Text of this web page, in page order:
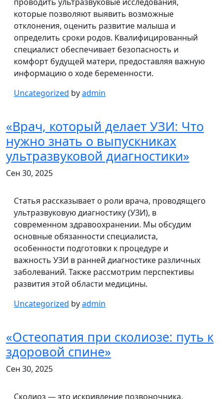
которые позволяют выявить возможные
отклонения, оценить развитие малыша и
определить сроки родов. Квалифицированный
специалист обеспечивает безопасность и
комфорт будущей матери, предоставляя важную
информацию о ходе беременности.
Uncategorized byadmin
«Врач, который делает УЗИ: Что
нужно знать о выпускниках
ультразвуковой диагностики»
Сен 30, 2025
Статья рассказывает о роли врача, проводящего
ультразвуковую диагностику (УЗИ), в
современном здравоохранении. Мы обсудим
основные обязанности специалиста,
особенности подготовки к процедуре и
важность УЗИ в ранней диагностике различных
заболеваний. Также рассмотрим перспективы
развития этой области медицины.
Uncategorized byadmin
«Остеопатия при сколиозе: путь к
здоровой спине»
Сен 30, 2025
Сколиоз — это искривление позвоночника,